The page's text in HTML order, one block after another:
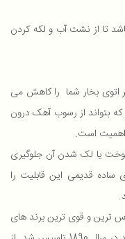
تا از نشت آب و لکه کردن
بخار شما را کاهش می
بتواند از رسوب آهک درون
اهمیت است.
یا لک شدن آن جلوگیری
قدیمی این قابلیت را
ترین و قوی ترین برند های